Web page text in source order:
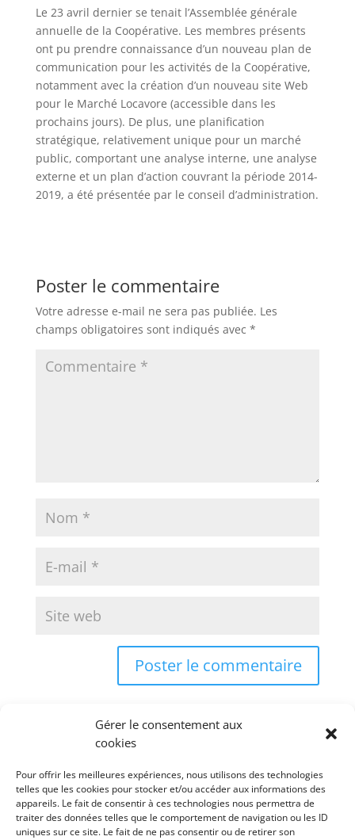
Gérer le consentement aux
cookies
Pour offrir les meilleures expériences, nous utilisons des technologies
telles que les cookies pour stocker et/ou accéder aux informations des
appareils. Le fait de consentir à ces technologies nous permettra de
traiter des données telles que le comportement de navigation ou les ID
uniques sur ce site. Le fait de ne pas consentir ou de retirer son
Le 23 avril dernier se tenait l’Assemblée générale
annuelle de la Coopérative. Les membres présents
ont pu prendre connaissance d’un nouveau plan de
communication pour les activités de la Coopérative,
notamment avec la création d’un nouveau site Web
pour le Marché Locavore (accessible dans les
prochains jours). De plus, une planification
stratégique, relativement unique pour un marché
public, comportant une analyse interne, une analyse
externe et un plan d’action couvrant la période 2014-
2019, a été présentée par le conseil d’administration.
Poster le commentaire
Votre adresse e-mail ne sera pas publiée. Les
champs obligatoires sont indiqués avec *
Rechercher